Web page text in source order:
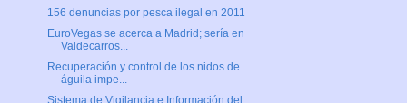
156 denuncias por pesca ilegal en 2011
EuroVegas se acerca a Madrid; sería en
Valdecarros...
Recuperación y control de los nidos de
águila impe...